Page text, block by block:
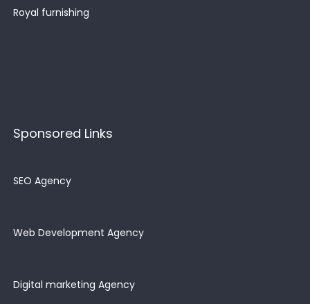
Royal furnishing
Sponsored Links
SEO Agency
Web Development Agency
Digital marketing Agency